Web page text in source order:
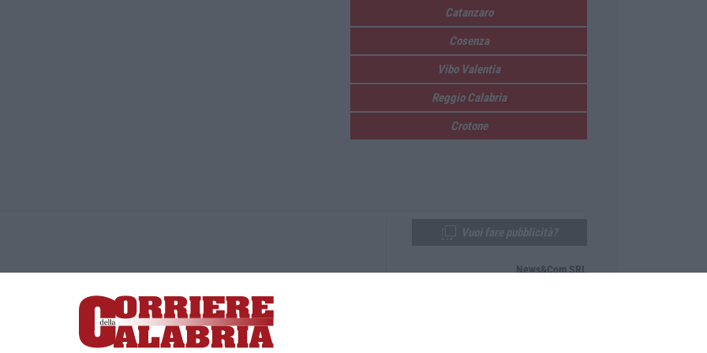
Catanzaro
Cosenza
Vibo Valentia
Reggio Calabria
Crotone
Lamezia Terme (CZ)
responsabile Paola Militano |Privacy
News&Com SRL